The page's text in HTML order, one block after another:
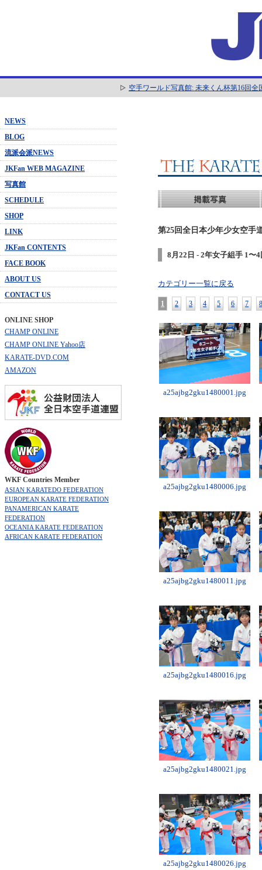
空手ワールド写真館: 未来くん杯第16回
NEWS
BLOG
流派会派NEWS
JKFan WEB MAGAZINE
写真館
SCHEDULE
SHOP
LINK
JKFan CONTENTS
FACE BOOK
ABOUT US
CONTACT US
ONLINE SHOP
CHAMP ONLINE
CHAMP ONLINE Yahoo店
KARATE-DVD.COM
AMAZON
WKF Countries Member
ASIAN KARATEDO FEDERATION
EUROPEAN KARATE FEDERATION
PANAMERICAN KARATE
FEDERATION
OCEANIA KARATE FEDERATION
AFRICAN KARATE FEDERATION
第25回全日本少年少女空手
8月22日 - 2年女子組手 1〜
カテゴリー一覧に戻る
1 2 3 4 5 6 7 8
a25ajbg2gku1480001.jpg
a25ajbg2gku1480006.jpg
a25ajbg2gku1480011.jpg
a25ajbg2gku1480016.jpg
a25ajbg2gku1480021.jpg
a25ajbg2gku1480026.jpg